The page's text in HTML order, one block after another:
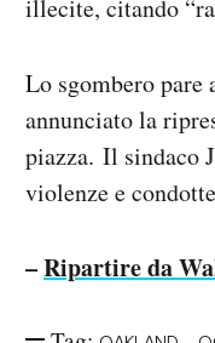
illecite, citando
Lo sgombero pare
annunciato la
piazza. Il sindaco
violenze e
–Ripartire da